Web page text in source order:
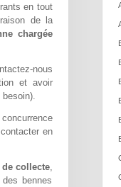
en tout
de la
chargée
nous
et avoir
en
de collecte,
bennes